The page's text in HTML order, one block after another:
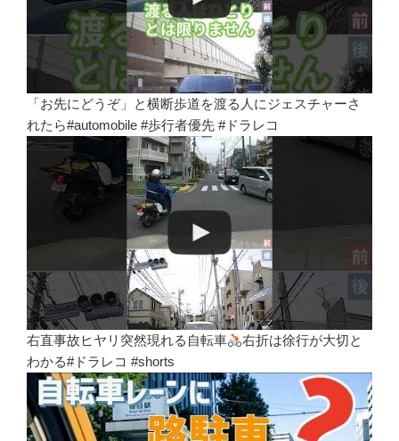
「お先にどうぞ」と横断歩道を渡る人にジェスチャーさ
れたら#automobile #歩行者優先 #ドラレコ
右直事故ヒヤリ突然現れる自転車
右折は徐行が大切と
わかる#ドラレコ #shorts